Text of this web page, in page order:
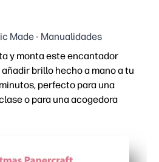
Made - Manualidades
y monta este encantador
brillo hecho a mano a tu
perfecto para una
o para una acogedora
apoya la práctica de la